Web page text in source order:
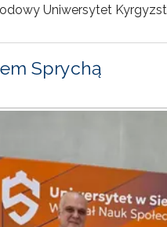
Uniwersytet
Sprychą